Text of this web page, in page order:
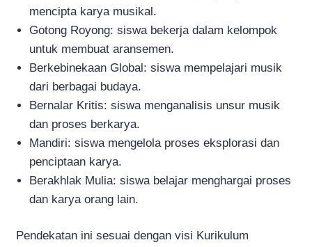
mencipta karya musikal.
Gotong Royong: siswa bekerja dalam kelompok
untuk membuat aransemen.
Berkebinekaan Global: siswa mempelajari musik
dari berbagai budaya.
Bernalar Kritis: siswa menganalisis unsur musik
dan proses berkarya.
Mandiri: siswa mengelola proses eksplorasi dan
penciptaan karya.
Berakhlak Mulia: siswa belajar menghargai proses
dan karya orang lain.
Pendekatan ini sesuai dengan visi Kurikulum